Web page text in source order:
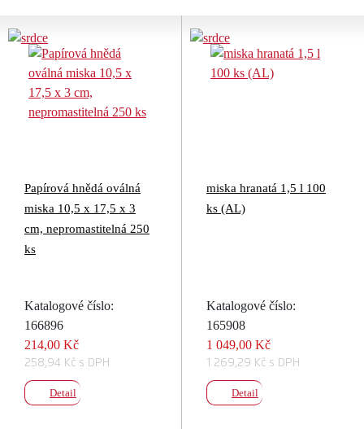
Papírová hnědá oválná
miska 10,5 x 17,5 x 3
cm, nepromastitelná 250
ks
Katalogové číslo:
166896
214,00 Kč
258,94 Kč s DPH
Detail
miska hranatá 1,5 l 100
ks (AL)
Katalogové číslo:
165908
1 049,00 Kč
1 269,29 Kč s DPH
Detail